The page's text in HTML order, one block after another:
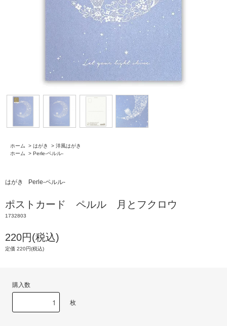
ホーム > はがき > 洋風はがき
ホーム
> Perle-ペルル-
はがき Perle-ペルル-
ポストカード ペルル 月とフクロウ
1732803
220円(税込)
定価 220円(税込)
購入数
枚